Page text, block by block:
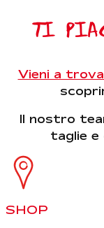
TI
Vieni a
Il nostro
taglie e
SHOP